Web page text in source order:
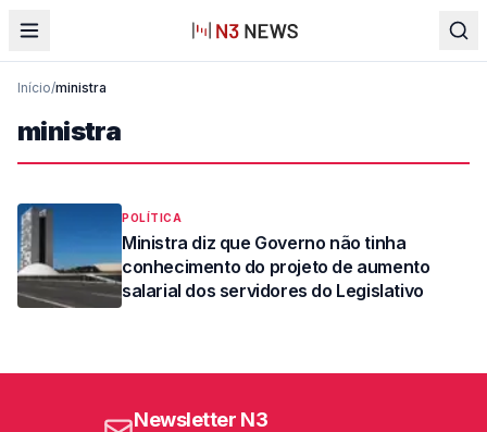
Início/ministra
ministra
POLÍTICA
Ministra diz que Governo não tinha
conhecimento do projeto de aumento
salarial dos servidores do Legislativo
Newsletter N3